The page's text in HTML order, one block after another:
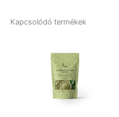
Kapcsolódó termékek